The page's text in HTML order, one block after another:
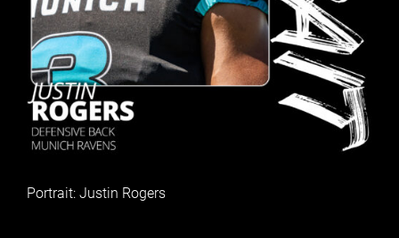
Portrait: Justin Rogers